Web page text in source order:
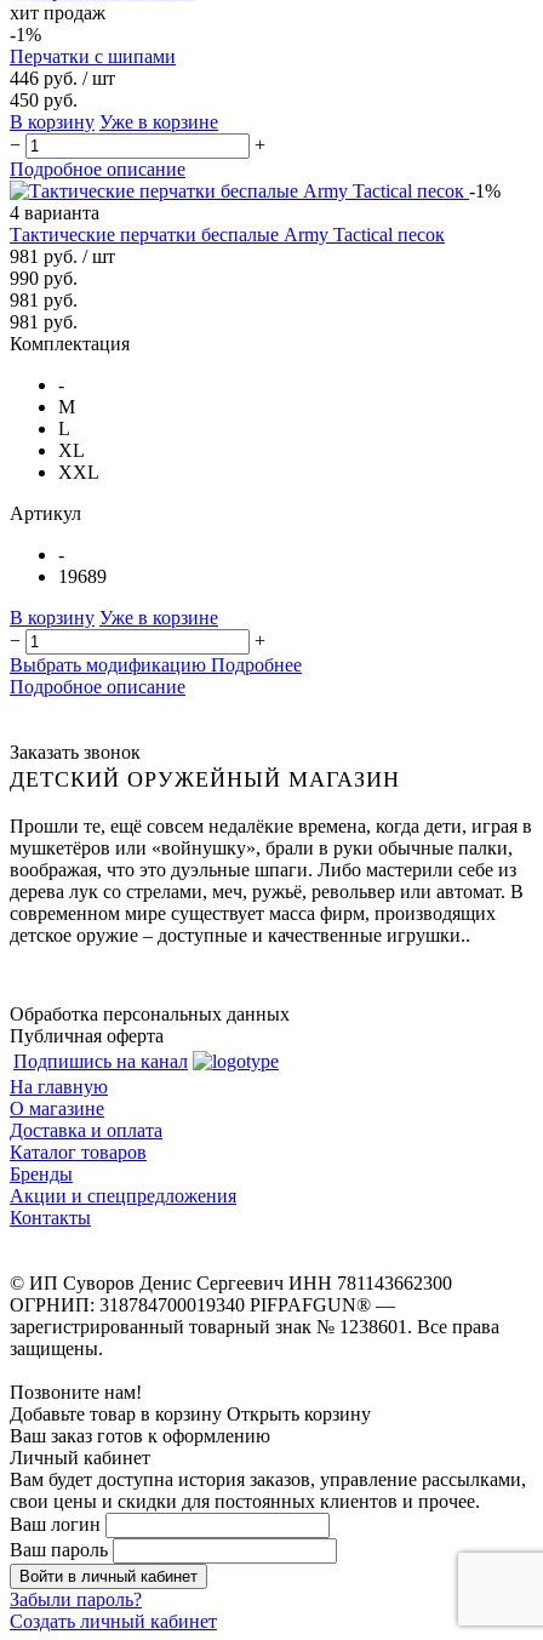
хит продаж
-1%
Перчатки с шипами
446 руб. / шт
450 руб.
В корзину Уже в корзине
−
+
Подробное описание
-1%
4 варианта
Тактические перчатки беспалые Army Tactical песок
981 руб. / шт
990 руб.
981 руб.
981 руб.
Комплектация
-
M
L
XL
XXL
Артикул
-
19689
В корзину Уже в корзине
−
+
Выбрать модификацию Подробнее
Подробное описание
Заказать звонок
ДЕТСКИЙ ОРУЖЕЙНЫЙ МАГАЗИН
Прошли те, ещё совсем недалёкие времена, когда дети, играя в
мушкетёров или «войнушку», брали в руки обычные палки,
воображая, что это дуэльные шпаги. Либо мастерили себе из
дерева лук со стрелами, меч, ружьё, револьвер или автомат. В
современном мире существует масса фирм, производящих
детское оружие – доступные и качественные игрушки..
Обработка персональных данных
Публичная оферта
Подпишись на канал
На главную
О магазине
Доставка и оплата
Каталог товаров
Бренды
Акции и спецпредложения
Контакты
© ИП Суворов Денис Сергеевич ИНН 781143662300
ОГРНИП: 318784700019340 PIFPAFGUN® —
зарегистрированный товарный знак № 1238601. Все права
защищены.
Позвоните нам!
Добавьте товар в корзину Открыть корзину
Ваш заказ готов к оформлению
Личный кабинет
Вам будет доступна история заказов, управление рассылками,
свои цены и скидки для постоянных клиентов и прочее.
Ваш логин
Ваш пароль
Войти в личный кабинет
Забыли пароль?
Создать личный кабинет